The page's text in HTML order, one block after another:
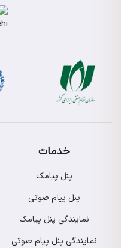
خدمات
پنل پیامک
پنل پیام صوتی
نمایندگی پنل پیامک
نمایندگی پنل پیام صوتی